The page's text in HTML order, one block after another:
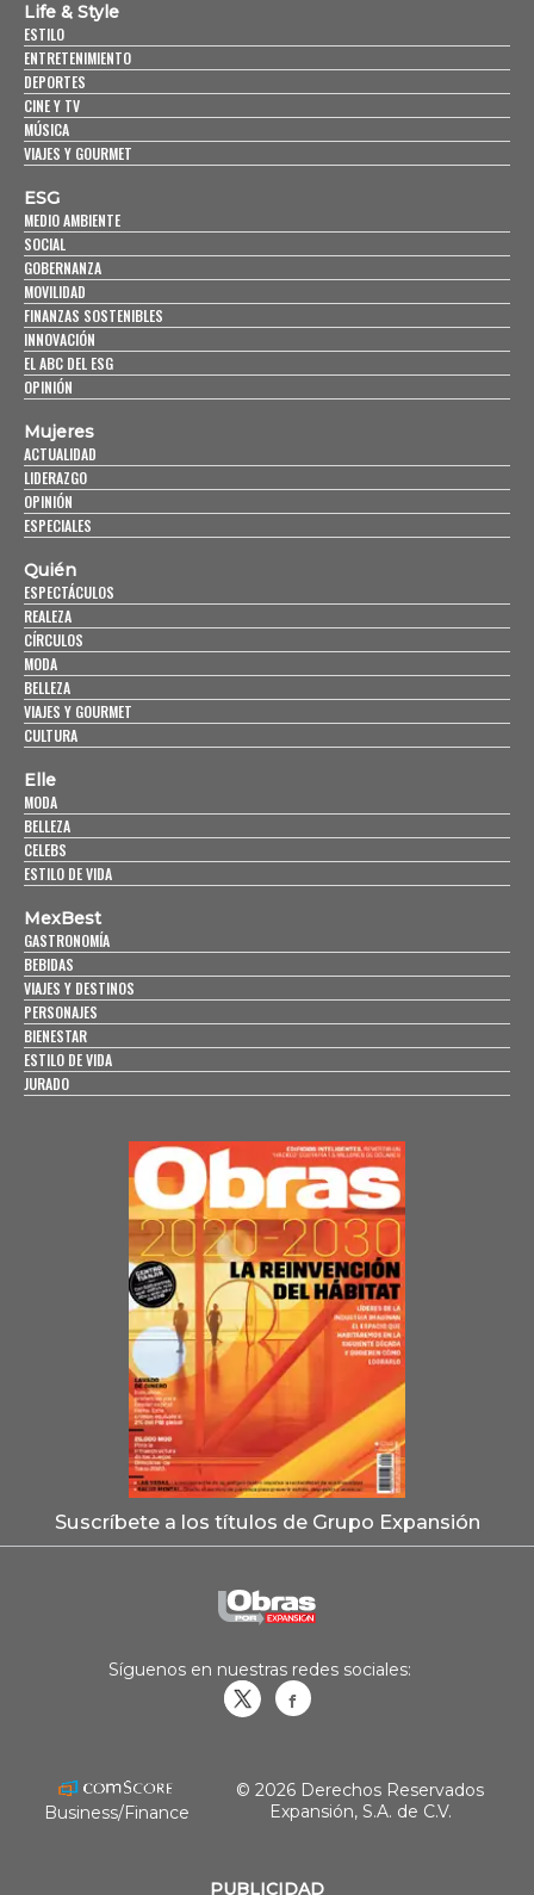
Life & Style
ESTILO
ENTRETENIMIENTO
DEPORTES
CINE Y TV
MÚSICA
VIAJES Y GOURMET
ESG
MEDIO AMBIENTE
SOCIAL
GOBERNANZA
MOVILIDAD
FINANZAS SOSTENIBLES
INNOVACIÓN
EL ABC DEL ESG
OPINIÓN
Mujeres
ACTUALIDAD
LIDERAZGO
OPINIÓN
ESPECIALES
Quién
ESPECTÁCULOS
REALEZA
CÍRCULOS
MODA
BELLEZA
VIAJES Y GOURMET
CULTURA
Elle
MODA
BELLEZA
CELEBS
ESTILO DE VIDA
MexBest
GASTRONOMÍA
BEBIDAS
VIAJES Y DESTINOS
PERSONAJES
BIENESTAR
ESTILO DE VIDA
JURADO
Suscríbete a los títulos de Grupo Expansión
PUBLICIDAD
Síguenos en nuestras redes sociales:
Business/Finance
© 2026 Derechos Reservados
Expansión, S.A. de C.V.